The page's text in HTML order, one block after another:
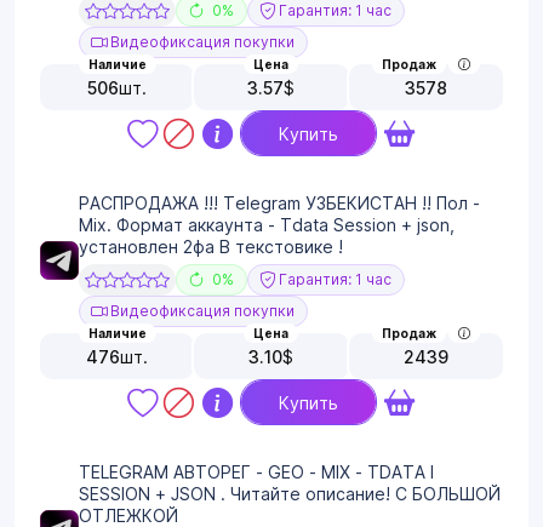
0%
Гарантия: 1 час
Видеофиксация покупки
Наличие
506шт.
Цена
3.57$
Продаж
3578
Купить
РАСПРОДАЖА !!! Telegram УЗБЕКИСТАН !! Пол -
Mix. Формат аккаунта - Tdata Session + json,
установлен 2фа В текстовике !
0%
Гарантия: 1 час
Видеофиксация покупки
Наличие
476шт.
Цена
3.10$
Продаж
2439
Купить
TELEGRAM АВТОРЕГ - GEO - MIX - TDATA I
SESSION + JSON . Читайте описание! С БОЛЬШОЙ
ОТЛЕЖКОЙ